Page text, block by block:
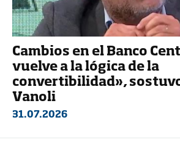
Cambios en el Banco
vuelve a la lógica de la
convertibilidad»,
Vanoli
31.07.2026